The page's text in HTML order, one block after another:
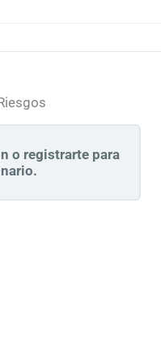
o registrarte para